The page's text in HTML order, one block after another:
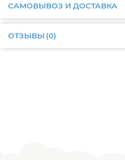
САМОВЫВОЗ И ДОСТАВКА
ОТЗЫВЫ (0)